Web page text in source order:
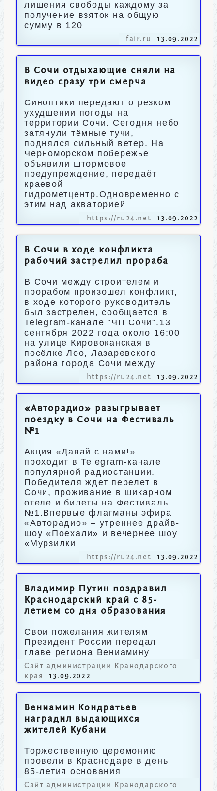
лишения свободы каждому за
получение взяток на общую
сумму в 120
fair.ru 13.09.2022
В Сочи отдыхающие сняли на
видео сразу три смерча
Синоптики передают о резком
ухудшении погоды на
территории Сочи. Сегодня небо
затянули тёмные тучи,
поднялся сильный ветер. На
Черноморском побережье
объявили штормовое
предупреждение, передаёт
краевой
гидрометцентр.Одновременно с
этим над акваторией
https://ru24.net 13.09.2022
В Сочи в ходе конфликта
рабочий застрелил прораба
В Сочи между строителем и
прорабом произошел конфликт,
в ходе которого руководитель
был застрелен, сообщается в
Telegram-канале "ЧП Сочи".13
сентября 2022 года около 16:00
на улице Кировоканская в
посёлке Лоо, Лазаревского
района города Сочи между
https://ru24.net 13.09.2022
«Авторадио» разыгрывает
поездку в Сочи на Фестиваль
№1
Акция «Давай с нами!»
проходит в Telegram-канале
популярной радиостанции.
Победителя ждет перелет в
Сочи, проживание в шикарном
отеле и билеты на Фестиваль
№1.Впервые флагманы эфира
«Авторадио» – утреннее драйв-
шоу «Поехали» и вечернее шоу
«Мурзилки
https://ru24.net 13.09.2022
Владимир Путин поздравил
Краснодарский край с 85-
летием со дня образования
Свои пожелания жителям
Президент России передал
главе региона Вениамину
Кондратьеву.
Сайт администрации Кранодарского
края
13.09.2022
Вениамин Кондратьев
наградил выдающихся
жителей Кубани
Торжественную церемонию
провели в Краснодаре в день
85-летия основания
Краснодарского края.
Сайт администрации Кранодарского